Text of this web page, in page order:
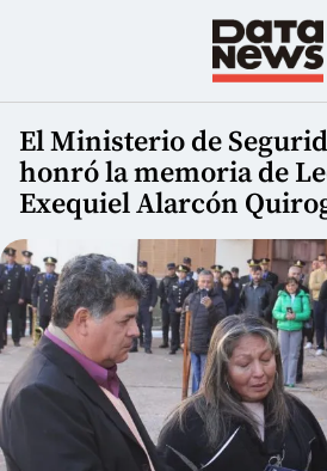
El Ministerio de
honró la memoria de
Exequiel Alarcón